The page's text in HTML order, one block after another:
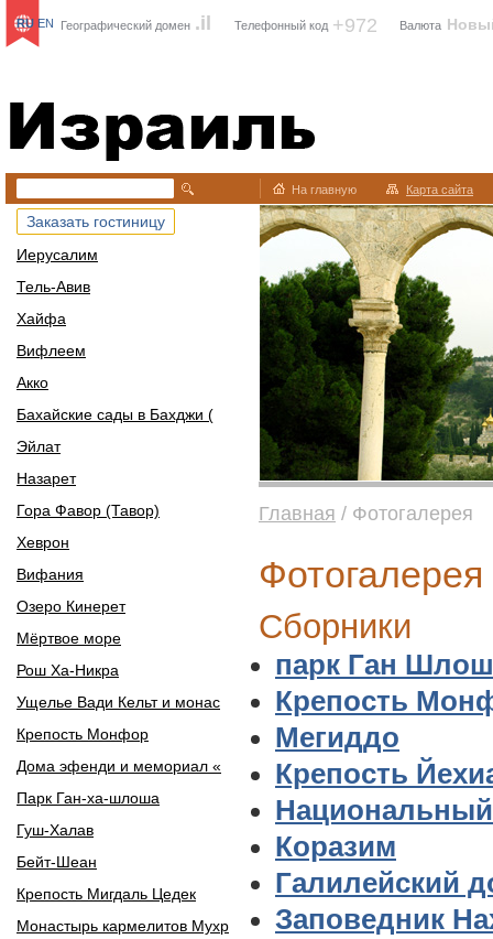
Израиль
Географический домен .il Телефонный код +972 Валюта
RU EN
На главную Карта сайта
Заказать гостиницу
Иерусалим
Тель-Авив
Хайфа
Вифлеем
Акко
Бахайские сады в Бахджи (
Эйлат
Назарет
Гора Фавор (Тавор)
Хеврон
Вифания
Озеро Кинерет
Мёртвое море
Рош Ха-Никра
Ущелье Вади Кельт и монас
Крепость Монфор
Дома эфенди и мемориал «
Парк Ган-ха-шлоша
Гуш-Халав
Бейт-Шеан
Крепость Мигдаль Цедек
Монастырь кармелитов Мухр
Главная / Фотогалерея
Фотогалерея
Сборники
парк Ган
Крепость
Мегиддо
Крепость
Коразим
Галилейский
Заповедник